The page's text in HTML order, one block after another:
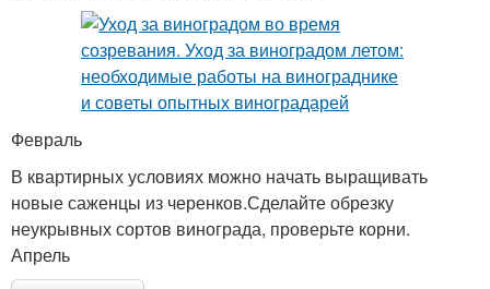
Февраль
В квартирных условиях можно начать выращивать
новые саженцы из черенков.Сделайте обрезку
неукрывных сортов винограда, проверьте корни.
Апрель